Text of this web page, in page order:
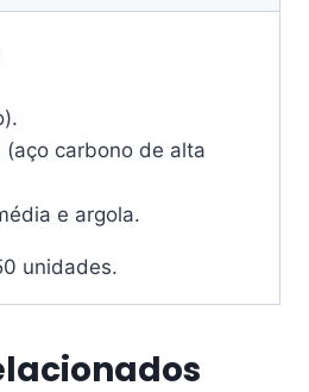
(aço carbono de alta
e argola.
unidades.